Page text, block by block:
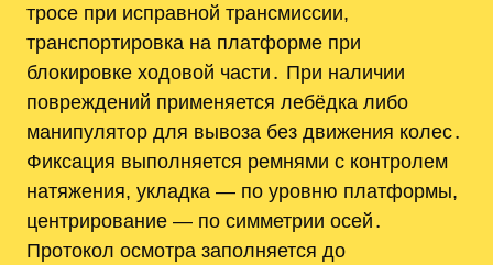
тросе при исправной трансмиссии,
транспортировка на платформе при
блокировке ходовой части․ При наличии
повреждений применяется лебёдка либо
манипулятор для вывоза без движения колес․
Фиксация выполняется ремнями с контролем
натяжения, укладка — по уровню платформы,
центрирование — по симметрии осей․
Протокол осмотра заполняется до